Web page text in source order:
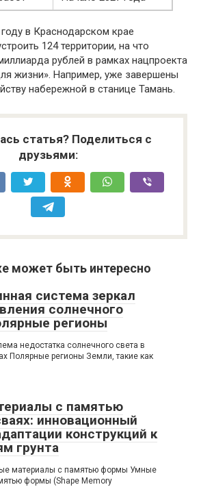
в Краснодарском крае
124 территории, на что
рублей в рамках нацпроекта
жизни». Например, уже завершены
набережной в станице Тамань.
статья? Поделиться с
друзьями:
может быть интересно
система зеркал
солнечного
регионы
недостатка солнечного света в
Полярные регионы Земли, такие как
с памятью
инновационный
конструкций к
грунта
материалы с памятью формы Умные
формы (Shape Memory